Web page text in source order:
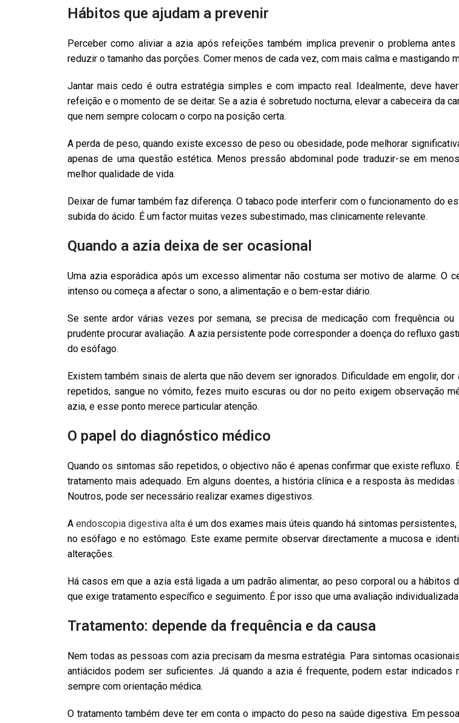
Hábitos que ajudam a prevenir
Perceber como aliviar a azia após refeições também implica prevenir o problema
reduzir o tamanho das porções. Comer menos de cada vez, com mais calma e mastigando
Jantar mais cedo é outra estratégia simples e com impacto real. Idealmente, deve
refeição e o momento de se deitar. Se a azia é sobretudo nocturna, elevar a cabeceira da
que nem sempre colocam o corpo na posição certa.
A perda de peso, quando existe excesso de peso ou obesidade, pode melhorar
apenas de uma questão estética. Menos pressão abdominal pode traduzir-se em
melhor qualidade de vida.
Deixar de fumar também faz diferença. O tabaco pode interferir com o funcionamento do
subida do ácido. É um factor muitas vezes subestimado, mas clinicamente relevante.
Quando a azia deixa de ser ocasional
Uma azia esporádica após um excesso alimentar não costuma ser motivo de alarme. O
intenso ou começa a afectar o sono, a alimentação e o bem-estar diário.
Se sente ardor várias vezes por semana, se precisa de medicação com frequência
prudente procurar avaliação. A azia persistente pode corresponder a doença do refluxo
do esófago.
Existem também sinais de alerta que não devem ser ignorados. Dificuldade em engolir,
repetidos, sangue no vómito, fezes muito escuras ou dor no peito exigem observação
azia, e esse ponto merece particular atenção.
O papel do diagnóstico médico
Quando os sintomas são repetidos, o objectivo não é apenas confirmar que existe refluxo.
tratamento mais adequado. Em alguns doentes, a história clínica e a resposta às
Noutros, pode ser necessário realizar exames digestivos.
A endoscopia digestiva alta é um dos exames mais úteis quando há sintomas
no esófago e no estômago. Este exame permite observar directamente a mucosa e
alterações.
Há casos em que a azia está ligada a um padrão alimentar, ao peso corporal ou a
que exige tratamento específico e seguimento. É por isso que uma avaliação
Tratamento: depende da frequência e da causa
Nem todas as pessoas com azia precisam da mesma estratégia. Para sintomas
antiácidos podem ser suficientes. Já quando a azia é frequente, podem estar indicados
sempre com orientação médica.
O tratamento também deve ter em conta o impacto do peso na saúde digestiva. Em